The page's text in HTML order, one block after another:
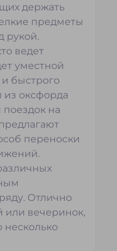
держать
предметы
рукой.
ведет
уместной
быстрого
оксфорда
на
переноски
Отлично
или вечеринок,
несколько